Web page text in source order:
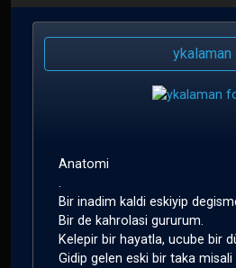
ykalaman
Anatomi
.
Bir inadim kaldi eskiyip
Bir de kahrolasi gururum.
Kelepir bir hayatla, ucube bir
Gidip gelen eski bir taka misali